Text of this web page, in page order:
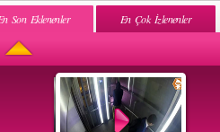
Son Eklenenler En Çok İzlenenler